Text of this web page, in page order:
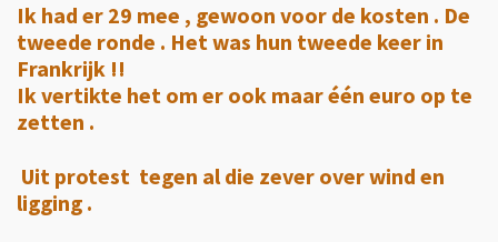
Ik had er 29 mee , gewoon voor de kosten . De
tweede ronde . Het was hun tweede keer in
Frankrijk !!
Ik vertikte het om er ook maar één euro op te
zetten .
Uit protest tegen al die zever over wind en
ligging .